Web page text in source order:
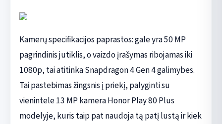
Kamerų specifikacijos paprastos: gale yra 50 MP
pagrindinis jutiklis, o vaizdo įrašymas ribojamas iki
1080p, tai atitinka Snapdragon 4 Gen 4 galimybes.
Tai pastebimas žingsnis į priekį, palyginti su
vienintele 13 MP kamera Honor Play 80 Plus
modelyje, kuris taip pat naudoja tą patį lustą ir kiek